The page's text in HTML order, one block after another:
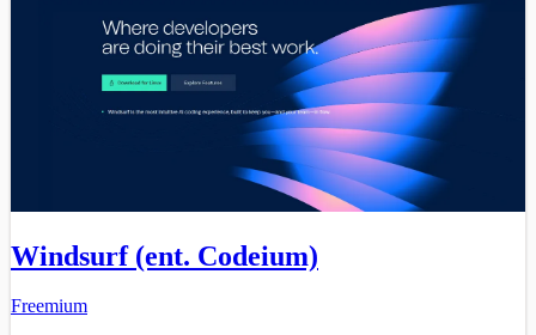
Windsurf (ent. Codeium)
Freemium